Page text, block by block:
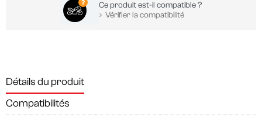
Ce produit est-il compatible ?
Vérifier la compatibilité
Détails du produit
Compatibilités